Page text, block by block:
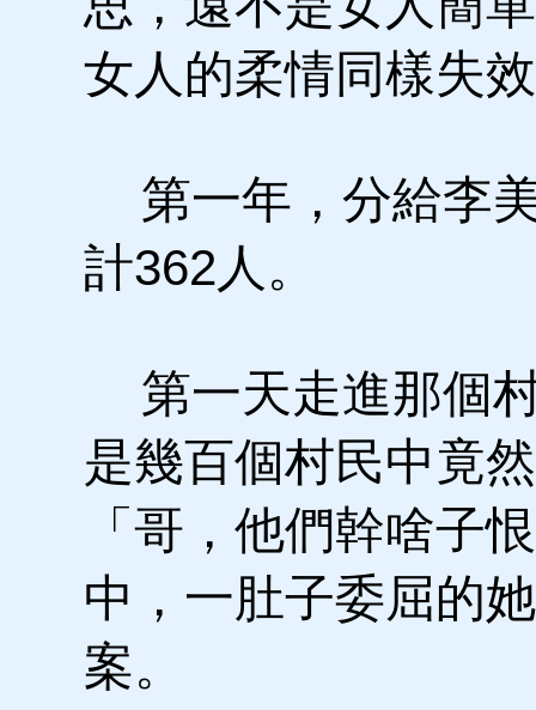
女人的柔情同樣失
第一年，分給李
計362人。
第一天走進那個
是幾百個村民中竟
「哥，他們幹啥子
中，一肚子委屈的
案。